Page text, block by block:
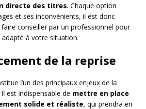
directe des titres. Chaque option
et ses inconvénients, il est donc
conseiller par un professionnel pour
à votre situation.
de la reprise
l’un des principaux enjeux de la
est indispensable de mettre en place
solide et réaliste, qui prendra en